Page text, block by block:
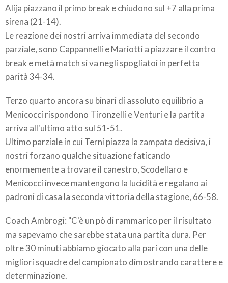
Alija piazzano il primo break e chiudono sul +7 alla prima
sirena (21-14).
Le reazione dei nostri arriva immediata del secondo
parziale, sono Cappannelli e Mariotti a piazzare il contro
break e metà match si va negli spogliatoi in perfetta
parità 34-34.
Terzo quarto ancora su binari di assoluto equilibrio a
Menicocci rispondono Tironzelli e Venturi e la partita
arriva all'ultimo atto sul 51-51.
Ultimo parziale in cui Terni piazza la zampata decisiva, i
nostri forzano qualche situazione faticando
enormemente a trovare il canestro, Scodellaro e
Menicocci invece mantengono la lucidità e regalano ai
padroni di casa la seconda vittoria della stagione, 66-58.
Coach Ambrogi: "C'è un pò di rammarico per il risultato
ma sapevamo che sarebbe stata una partita dura. Per
oltre 30 minuti abbiamo giocato alla pari con una delle
migliori squadre del campionato dimostrando carattere e
determinazione.